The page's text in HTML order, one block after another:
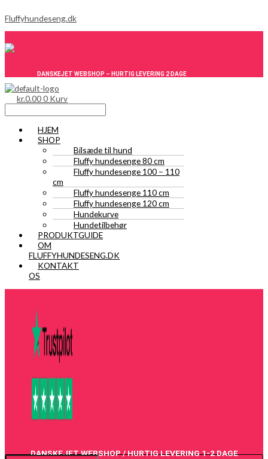
til
indholdet
Fluffyhundeseng.dk
DANSKEJET WEBSHOP – HURTIG LEVERING 2 DAGE
kr.0.000 Kurv
HJEM
SHOP
Bilsæde til hund
Fluffy hundesenge 80 cm
Fluffy hundesenge 100 – 110
cm
Fluffy hundesenge 110 cm
Fluffy hundesenge 120 cm
Hundekurve
Hundetilbehør
PRODUKTGUIDE
OM
FLUFFYHUNDESENG.DK
KONTAKT
OS
DANSKEJET WEBSHOP / HURTIG LEVERING 1-2 DAGE